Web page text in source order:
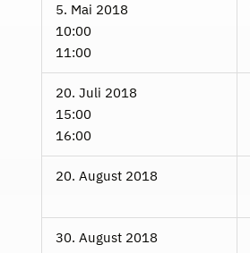
5. Mai 2018
10:00
11:00
20. Juli 2018
15:00
16:00
20. August 2018
30. August 2018